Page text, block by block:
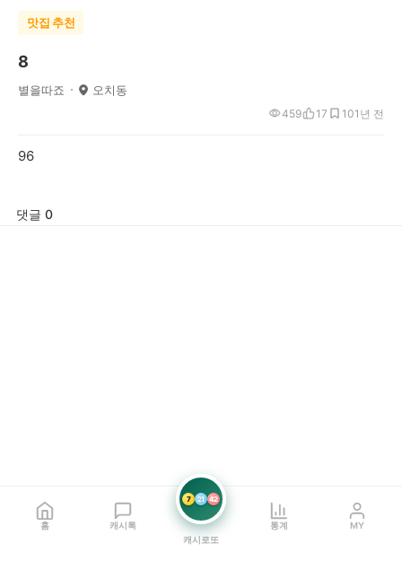
맛집 추천
8
별을따죠 오치동
1년 전
459 17 10
96
댓글 0
홈 캐시톡
7 21 42
캐시로또
통계 MY